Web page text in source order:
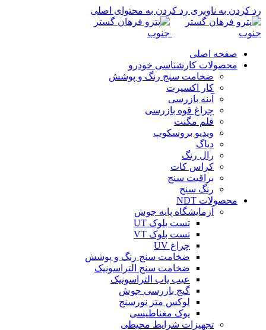
رد کردن به ناوبری رد کردن به محتوای اصلی
صفحه اصلی
محصولات کارشناسی خودرو
ضخامت سنج رنگ و پوشش
کار اکسپرت
آینه بازرسی
چراغ قوه بازرسی
قلم مگنت
ویدیو بروسکوپ
دیاگ
رال رنگ
کراس کات
براقیت سنج
رنگ سنج
محصولات NDT
آزمایشگاه پایه جوش
تست بلوک UT
تست بلوک VT
چراغ UV
ضخامت سنج رنگ و پوشش
ضخامت سنج التراسونیک
عیب یاب التراسونیک
گیج بازرسی جوش
لوکس متر نورسنج
یوک مغناطیسی
تجهیزات شرایط محیطی